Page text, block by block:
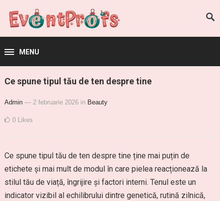
MENU
Ce spune tipul tău de ten despre tine
Admin — 2 februarie 2026 in Beauty
0 Likes
Ce spune tipul tău de ten despre tine ține mai puțin de
etichete și mai mult de modul în care pielea reacționează la
stilul tău de viață, îngrijire și factori interni. Tenul este un
indicator vizibil al echilibrului dintre genetică, rutină zilnică,